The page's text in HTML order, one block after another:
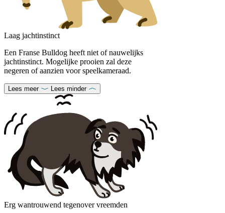
Laag jachtinstinct
Een Franse Bulldog heeft niet of nauwelijks
jachtinstinct. Mogelijke prooien zal deze
negeren of aanzien voor speelkameraad.
Lees meer Lees minder
Erg wantrouwend tegenover vreemden